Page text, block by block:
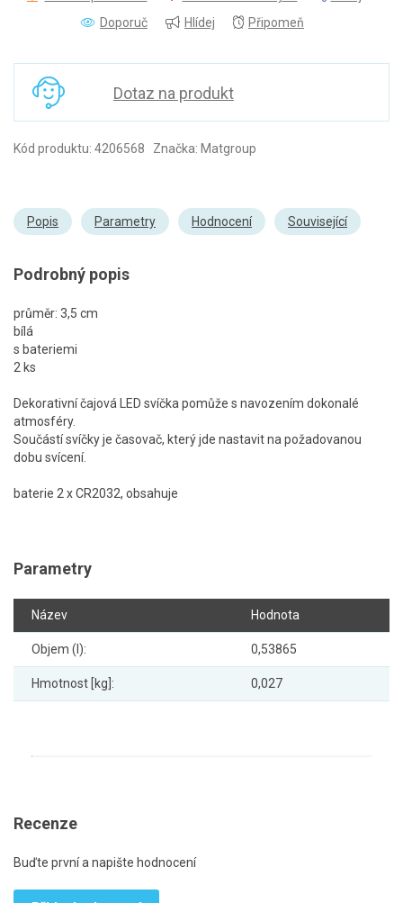
Doporuč
Hlídej Připomeň
Dotaz na produkt
Kód produktu: 4206568 Značka: Matgroup
Popis Parametry Hodnocení Související
Podrobný popis
průměr: 3,5 cm
bílá
s bateriemi
2 ks
Dekorativní čajová LED svíčka pomůže s navozením dokonalé
atmosféry.
Součástí svíčky je časovač, který jde nastavit na požadovanou
dobu svícení.
baterie 2 x CR2032, obsahuje
Parametry
Název Hodnota
Objem (l): 0,53865
Hmotnost [kg]: 0,027
Recenze
Buďte první a napište hodnocení